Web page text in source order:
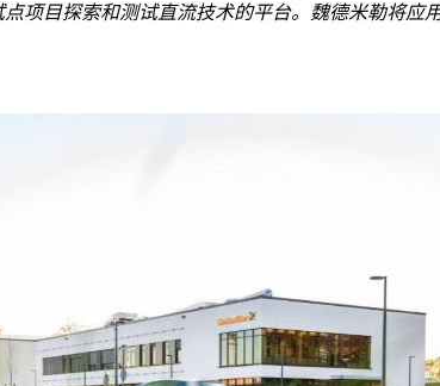
项目探索和测试直流技术的平台。魏德米勒将